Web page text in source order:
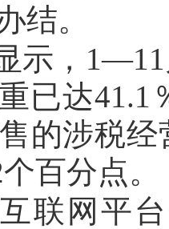
结。
示，
已达41.1
的涉税
百分点。
联网平